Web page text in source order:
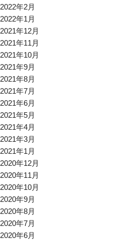
2022年2月
2022年1月
2021年12月
2021年11月
2021年10月
2021年9月
2021年8月
2021年7月
2021年6月
2021年5月
2021年4月
2021年3月
2021年1月
2020年12月
2020年11月
2020年10月
2020年9月
2020年8月
2020年7月
2020年6月